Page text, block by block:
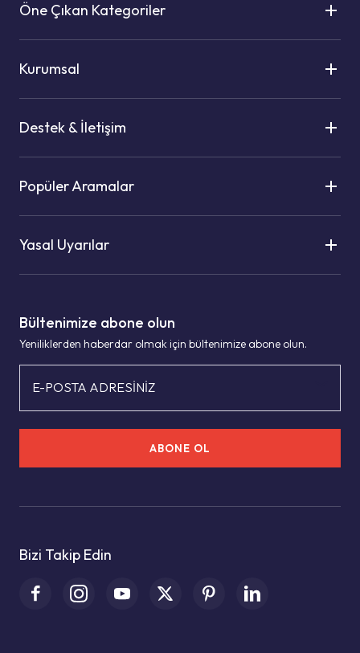
Bültenimize abone olun
Yeniliklerden haberdar olmak için bültenimize abone olun.
E-POSTA ADRESİNİZ
ABONE OL
Bizi Takip Edin
Öne Çıkan Kategoriler
Kurumsal
Destek & İletişim
Popüler Aramalar
Yasal Uyarılar